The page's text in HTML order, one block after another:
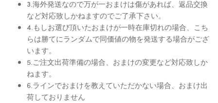
3.海外発送なので万が一おまけは傷があれば、返品交換
など対応致しかねますのでご了承下さい。
4.もしお選び頂いたおまけが一時在庫切れの場合、こち
らは勝てにランダムで同価値の物を発送する場合がござ
います。
5.ご注文出荷準備の場合、おまけの変更など対応致しか
ねます。
6.ラインでおまけを教えていただかない場合、おまけ出
荷しておりません